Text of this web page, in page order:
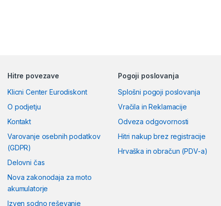
Hitre povezave
Klicni Center Eurodiskont
O podjetju
Kontakt
Varovanje osebnih podatkov
(GDPR)
Delovni čas
Nova zakonodaja za moto
akumulatorje
Izven sodno reševanje
Pogoji poslovanja
Splošni pogoji poslovanja
Vračila in Reklamacije
Odveza odgovornosti
Hitri nakup brez registracije
Hrvaška in obračun (PDV-a)